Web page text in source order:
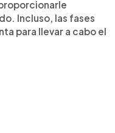
Incluso, las fases
para llevar a cabo el